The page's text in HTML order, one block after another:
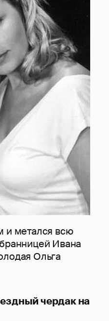
и метался всю
Ивана
Ольга
чердак на